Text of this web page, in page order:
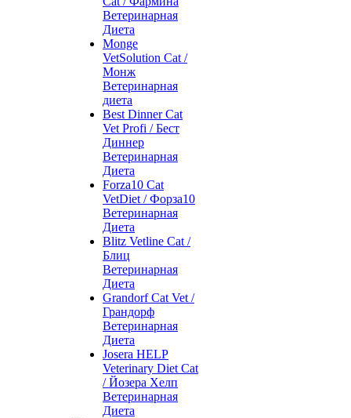
Ветеринарная
Диета
Monge
VetSolution Cat /
Монж
Ветеринарная
диета
Best Dinner Cat
Vet Profi / Бест
Диннер
Ветеринарная
Диета
Forza10 Cat
VetDiet / Форза10
Ветеринарная
Диета
Blitz Vetline Cat /
Блиц
Ветеринарная
Диета
Grandorf Cat Vet /
Грандорф
Ветеринарная
Диета
Josera HELP
Veterinary Diet Cat
/ Йозера Хелп
Ветеринарная
Диета